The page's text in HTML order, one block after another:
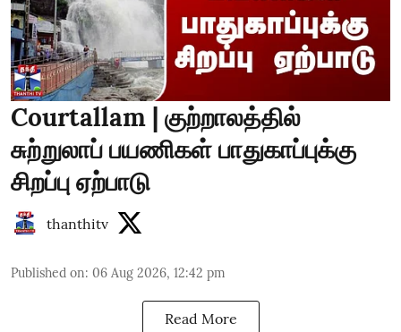
Courtallam | குற்றாலத்தில்
சுற்றுலாப் பயணிகள் பாதுகாப்புக்கு
சிறப்பு ஏற்பாடு
thanthitv
Published on: 06 Aug 2026, 12:42 pm
Read More